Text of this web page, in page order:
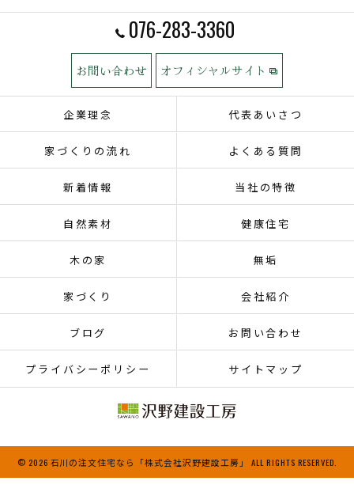
076-283-3360
お問い合わせ オフィシャルサイト
企業理念 代表あいさつ
家づくりの流れ よくある質問
新着情報 当社の特徴
自然素材 健康住宅
木の家 無垢
家づくり 会社紹介
ブログ お問い合わせ
プライバシーポリシー サイトマップ
© 2026 石川の注文住宅なら「株式会社沢野建設工房」 ALL RIGHTS RESERVED.